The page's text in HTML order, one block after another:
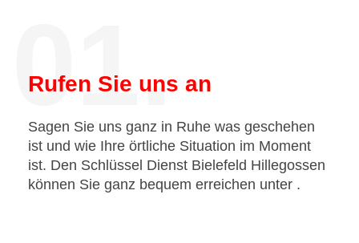
01.
Rufen Sie uns an
Sagen Sie uns ganz in Ruhe was geschehen
ist und wie Ihre örtliche Situation im Moment
ist. Den Schlüssel Dienst Bielefeld Hillegossen
können Sie ganz bequem erreichen unter .